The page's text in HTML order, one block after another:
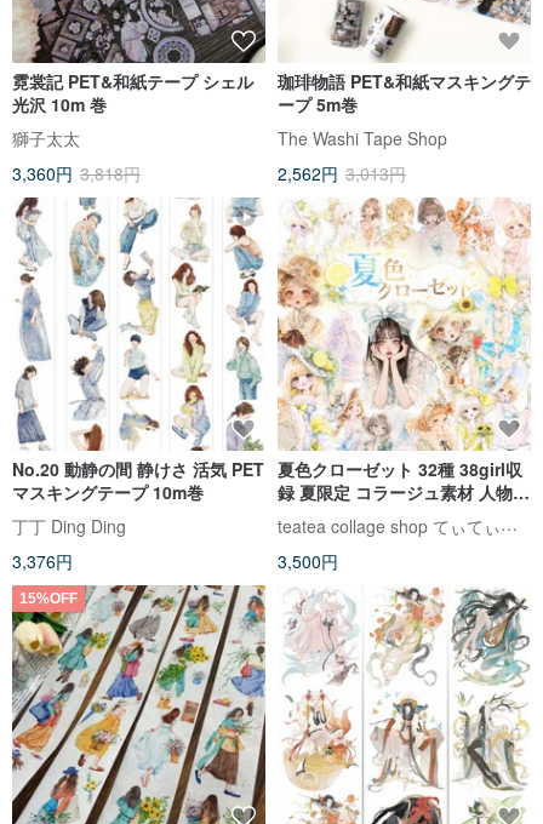
霓裳記 PET&和紙テープ シェル
光沢 10m 巻
獅子太太
3,360円 3,818円
珈琲物語 PET&和紙マスキングテ
ープ 5m巻
The Washi Tape Shop
2,562円 3,013円
No.20 動静の間 静けさ 活気 PET
マスキングテープ 10m巻
丁丁 Ding Ding
3,376円
夏色クローゼット 32種 38girl収
録 夏限定 コラージュ素材 人物ス
テッカー teatea
teatea collage shop てぃてぃ｜紙もの・ステッカー
3,500円
15%OFF